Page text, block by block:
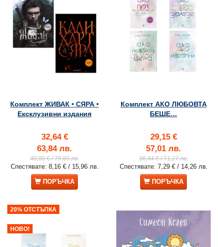
Комплект ЖИВАК • СЯРА •
Ексклузивни издания
32,64 €
63,84 лв.
40,80 €/ 79,80 лв.
Спестявате: 8,16 € / 15,96 лв.
ПОРЪЧКА
Комплект АКО ЛЮБОВТА
БЕШЕ…
29,15 €
57,01 лв.
36,44 €/ 71,27 лв.
Спестявате: 7,29 € / 14,26 лв.
ПОРЪЧКА
20% ОТСТЪПКА
НОВО!